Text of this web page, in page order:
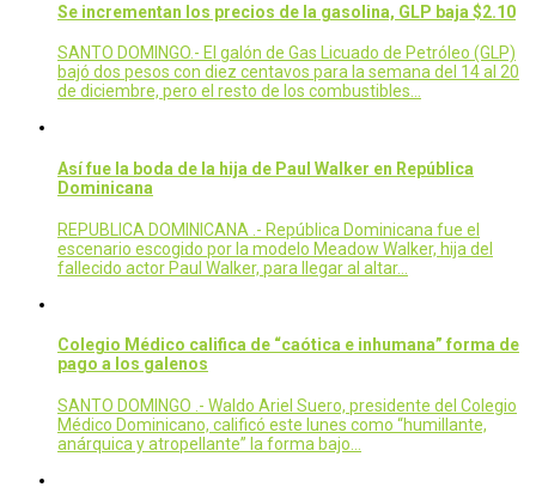
Se incrementan los precios de la gasolina, GLP baja $2.10
SANTO DOMINGO.- El galón de Gas Licuado de Petróleo (GLP)
bajó dos pesos con diez centavos para la semana del 14 al 20
de diciembre, pero el resto de los combustibles…
Así fue la boda de la hija de Paul Walker en República
Dominicana
REPUBLICA DOMINICANA .- República Dominicana fue el
escenario escogido por la modelo Meadow Walker, hija del
fallecido actor Paul Walker, para llegar al altar…
Colegio Médico califica de “caótica e inhumana” forma de
pago a los galenos
SANTO DOMINGO .- Waldo Ariel Suero, presidente del Colegio
Médico Dominicano, calificó este lunes como “humillante,
anárquica y atropellante” la forma bajo…